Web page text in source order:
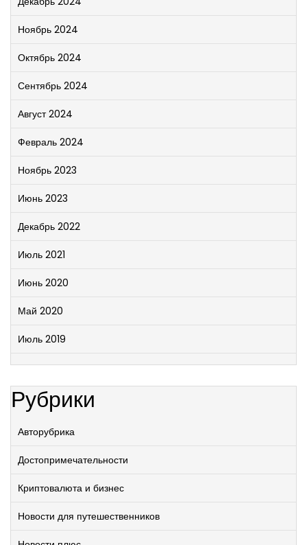
Ноябрь 2024
Октябрь 2024
Сентябрь 2024
Август 2024
Февраль 2024
Ноябрь 2023
Июнь 2023
Декабрь 2022
Июль 2021
Июнь 2020
Май 2020
Июль 2019
Рубрики
Авторубрика
Достопримечательности
Криптовалюта и бизнес
Новости для путешественников